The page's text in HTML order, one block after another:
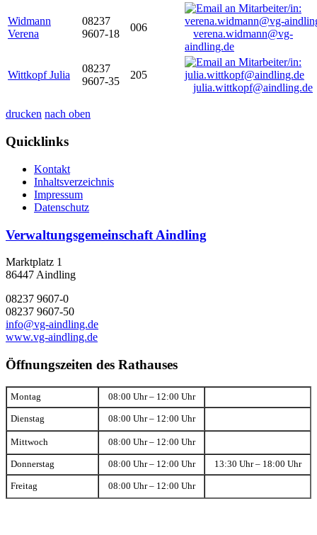
Widmann
Verena
08237
9607-18
006
verena.widmann@vg-
aindling.de
Wittkopf Julia
08237
9607-35
205
julia.wittkopf@aindling.de
drucken nach oben
Quicklinks
Kontakt
Inhaltsverzeichnis
Impressum
Datenschutz
Verwaltungsgemeinschaft Aindling
Marktplatz 1
86447 Aindling
08237 9607-0
08237 9607-50
info@vg-aindling.de
www.vg-aindling.de
Öffnungszeiten des Rathauses
Montag 08:00 Uhr – 12:00 Uhr
Dienstag 08:00 Uhr – 12:00 Uhr
Mittwoch 08:00 Uhr – 12:00 Uhr
Donnerstag 08:00 Uhr – 12:00 Uhr 13:30 Uhr – 18:00 Uhr
Freitag 08:00 Uhr – 12:00 Uhr